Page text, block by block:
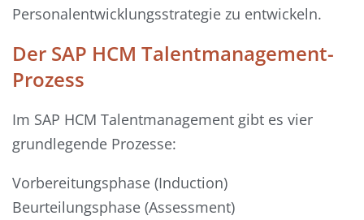
Personalentwicklungsstrategie zu entwickeln.
Der SAP HCM Talentmanagement-
Prozess
Im SAP HCM Talentmanagement gibt es vier
grundlegende Prozesse:
Vorbereitungsphase (Induction)
Beurteilungsphase (Assessment)